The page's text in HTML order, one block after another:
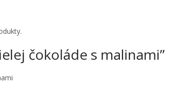
čokoláde s malinami”